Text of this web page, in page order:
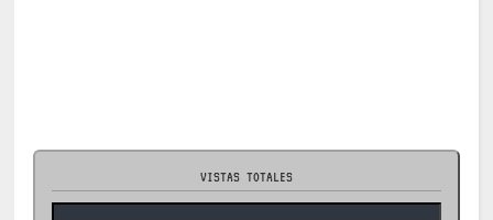
VISTAS TOTALES